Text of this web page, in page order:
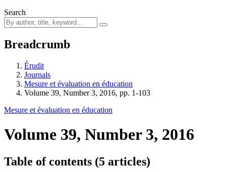
Search
Breadcrumb
Érudit
Journals
Mesure et évaluation en éducation
Volume 39, Number 3, 2016, pp. 1-103
Mesure et évaluation en éducation
Volume 39, Number 3, 2016
Table of contents (5 articles)